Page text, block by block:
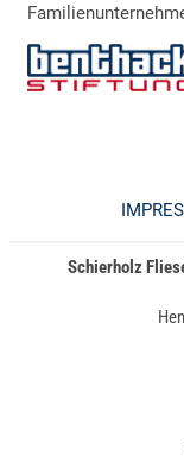
Schierholz